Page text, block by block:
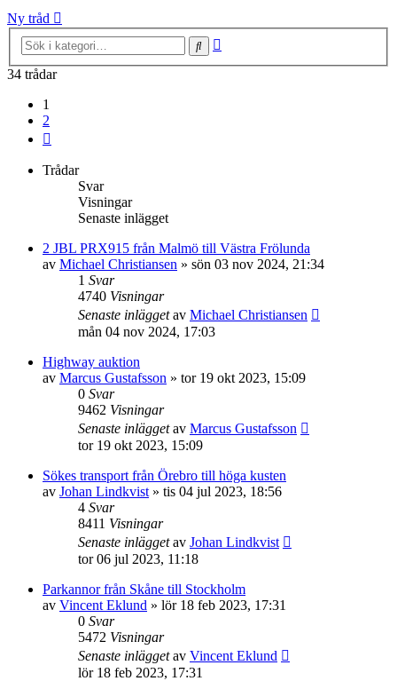
Ny tråd
Sök
34 trådar
1
2
Trådar
Svar
Visningar
Senaste inlägget
2 JBL PRX915 från Malmö till Västra Frölunda
av Michael Christiansen » sön 03 nov 2024, 21:34
1 Svar
4740 Visningar
Senaste inläggetav Michael Christiansen
mån 04 nov 2024, 17:03
Highway auktion
av Marcus Gustafsson » tor 19 okt 2023, 15:09
0 Svar
9462 Visningar
Senaste inläggetav Marcus Gustafsson
tor 19 okt 2023, 15:09
Sökes transport från Örebro till höga kusten
av Johan Lindkvist » tis 04 jul 2023, 18:56
4 Svar
8411 Visningar
Senaste inläggetav Johan Lindkvist
tor 06 jul 2023, 11:18
Parkannor från Skåne till Stockholm
av Vincent Eklund » lör 18 feb 2023, 17:31
0 Svar
5472 Visningar
Senaste inläggetav Vincent Eklund
lör 18 feb 2023, 17:31